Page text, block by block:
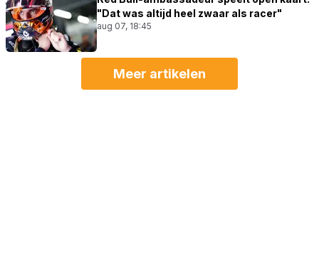
"Dat was altijd heel zwaar als racer"
aug 07, 18:45
Meer artikelen